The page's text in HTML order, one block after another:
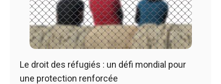
Le droit des réfugiés : un défi mondial pour
une protection renforcée